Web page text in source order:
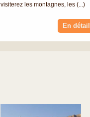
visiterez les montagnes, les (...)
En détail